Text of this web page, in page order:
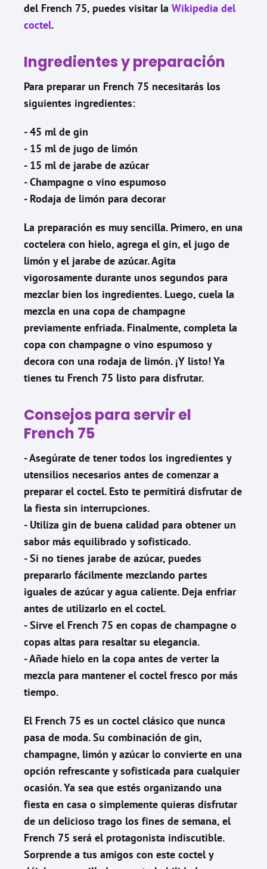
del French 75, puedes visitar la Wikipedia del
coctel.
Ingredientes y preparación
Para preparar un French 75 necesitarás los
siguientes ingredientes:
- 45 ml de gin
- 15 ml de jugo de limón
- 15 ml de jarabe de azúcar
- Champagne o vino espumoso
- Rodaja de limón para decorar
La preparación es muy sencilla. Primero, en una
coctelera con hielo, agrega el gin, el jugo de
limón y el jarabe de azúcar. Agita
vigorosamente durante unos segundos para
mezclar bien los ingredientes. Luego, cuela la
mezcla en una copa de champagne
previamente enfriada. Finalmente, completa la
copa con champagne o vino espumoso y
decora con una rodaja de limón. ¡Y listo! Ya
tienes tu French 75 listo para disfrutar.
Consejos para servir el
French 75
- Asegúrate de tener todos los ingredientes y
utensilios necesarios antes de comenzar a
preparar el coctel. Esto te permitirá disfrutar de
la fiesta sin interrupciones.
- Utiliza gin de buena calidad para obtener un
sabor más equilibrado y sofisticado.
- Si no tienes jarabe de azúcar, puedes
prepararlo fácilmente mezclando partes
iguales de azúcar y agua caliente. Deja enfriar
antes de utilizarlo en el coctel.
- Sirve el French 75 en copas de champagne o
copas altas para resaltar su elegancia.
- Añade hielo en la copa antes de verter la
mezcla para mantener el coctel fresco por más
tiempo.
El French 75 es un coctel clásico que nunca
pasa de moda. Su combinación de gin,
champagne, limón y azúcar lo convierte en una
opción refrescante y sofisticada para cualquier
ocasión. Ya sea que estés organizando una
fiesta en casa o simplemente quieras disfrutar
de un delicioso trago los fines de semana, el
French 75 será el protagonista indiscutible.
Sorprende a tus amigos con este coctel y